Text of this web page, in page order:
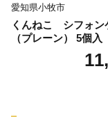
愛知県小牧市
くんねこ シフォン
（プレーン） 5個入